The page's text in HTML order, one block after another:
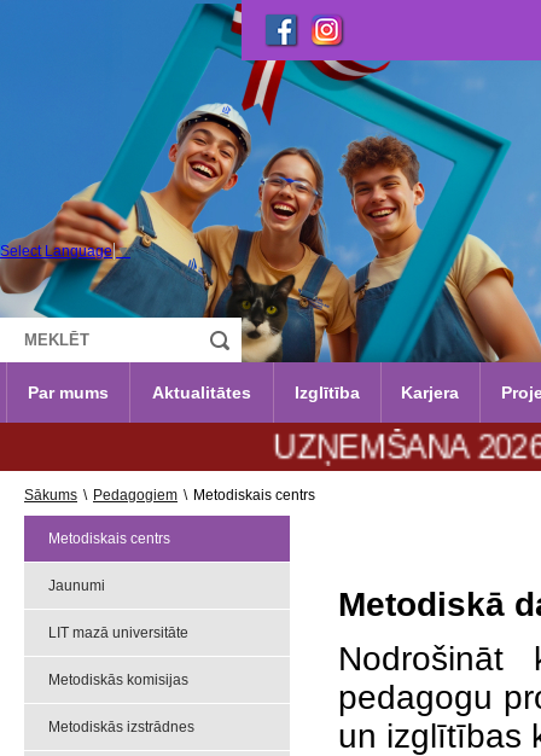
Select Language ▼
Par mums Aktualitātes Izglītība Karjera
UZŅEMŠANA 2026./
Sākums \ Pedagogiem \ Metodiskais centrs
Metodiskais centrs
Jaunumi
LIT mazā universitāte
Metodiskās komisijas
Metodiskās izstrādnes
Metodiskā
Nodrošināt
pedagogu
un izglītības